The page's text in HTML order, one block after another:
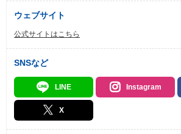
ウェブサイト
公式サイトはこちら
SNSなど
LINE Instagram
X